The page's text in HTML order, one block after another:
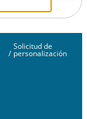
/
Solicitud de
personalización